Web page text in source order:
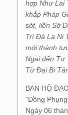
hợp Như Lai
khắp Pháp
sót, liền Sở
Trì Đà La Ni
mới thành
Ngại đến Tự
Từ Đại Bi
BAN HỘ
“Đồng
Ngày 06